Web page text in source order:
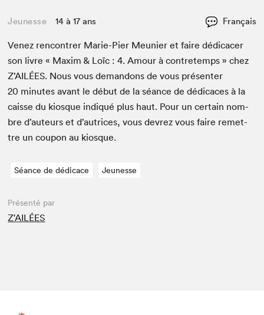
Jeunesse 14 à 17 ans Français
Venez ren­con­tr­er Marie-Pier Meu­nier et faire dédi­cac­er
son livre « Max­im & Loïc :4. Amour à con­tretemps » chez
Z’AILÉES. Nous vous deman­dons de vous présen­ter
20 min­utes avant le début de la séance de dédi­caces à la
caisse du kiosque indiqué plus haut. Pour un cer­tain nom­
bre d’auteurs et d’autrices, vous devrez vous faire remet­
tre un coupon au kiosque.
Séance de dédicace Jeunesse
Présenté par
Z'AILÉES